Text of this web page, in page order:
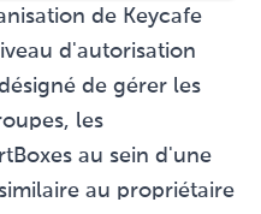
de Keycafe
d'autorisation
de gérer les
les
au sein d'une
au propriétaire